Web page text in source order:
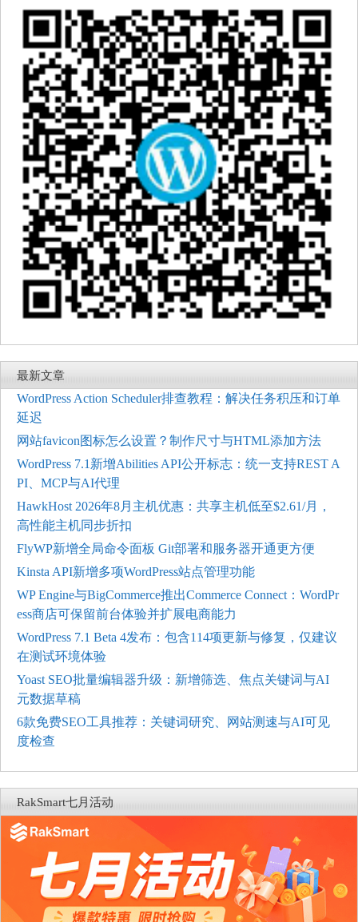
最新文章
WordPress Action Scheduler排查教程：解决任务积压和订单
延迟
网站favicon图标怎么设置？制作尺寸与HTML添加方法
WordPress 7.1新增Abilities API公开标志：统一支持REST A
PI、MCP与AI代理
HawkHost 2026年8月主机优惠：共享主机低至$2.61/月，
高性能主机同步折扣
FlyWP新增全局命令面板 Git部署和服务器开通更方便
Kinsta API新增多项WordPress站点管理功能
WP Engine与BigCommerce推出Commerce Connect：WordPr
ess商店可保留前台体验并扩展电商能力
WordPress 7.1 Beta 4发布：包含114项更新与修复，仅建议
在测试环境体验
Yoast SEO批量编辑器升级：新增筛选、焦点关键词与AI
元数据草稿
6款免费SEO工具推荐：关键词研究、网站测速与AI可见
度检查
RakSmart七月活动